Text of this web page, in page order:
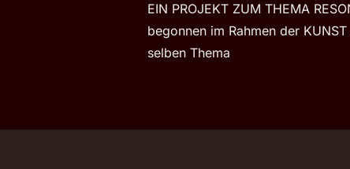
EIN PROJEKT ZUM THEMA
begonnen im Rahmen der
selben Thema